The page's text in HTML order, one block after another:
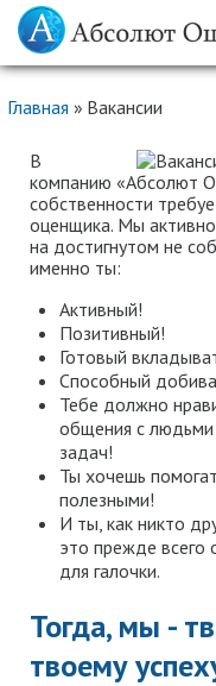
Главная » Вакансии
В
компанию «Абсолют
собственности
оценщика. Мы активно
на достигнутом не
именно ты:
Активный!
Позитивный!
Готовый
Способный
Тебе должно
общения с
задач!
Ты хочешь
полезными!
И ты, как никто
это прежде всего
для галочки.
Тогда, мы -
твоему